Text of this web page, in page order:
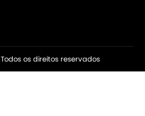
Todos os direitos reservados